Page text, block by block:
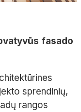
fasado
sprendinių,
rangos